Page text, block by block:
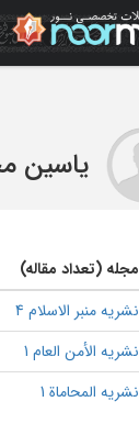
یاسین
مجله (تعداد مقاله)
نشریه منبر الاسلام 4
نشریه الأمن العام 1
نشریه المحاماة 1